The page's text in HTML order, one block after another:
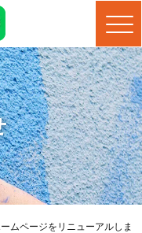
ムページをリニューアルしま